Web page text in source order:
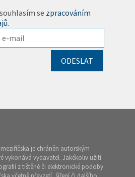
se zpracováním
.
je chráněn autorským
vykonává vydavatel. Jakékoliv užití
z tištěné či elektronické podoby